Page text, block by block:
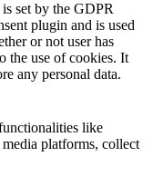
set by the GDPR
plugin and is used
or not user has
the use of cookies. It
any personal data.
like
platforms, collect